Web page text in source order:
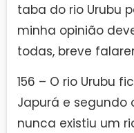
taba do rio Urubu
minha opinião
todas, breve
156 – O rio Urubu
Japurá e segundo
nunca existiu um